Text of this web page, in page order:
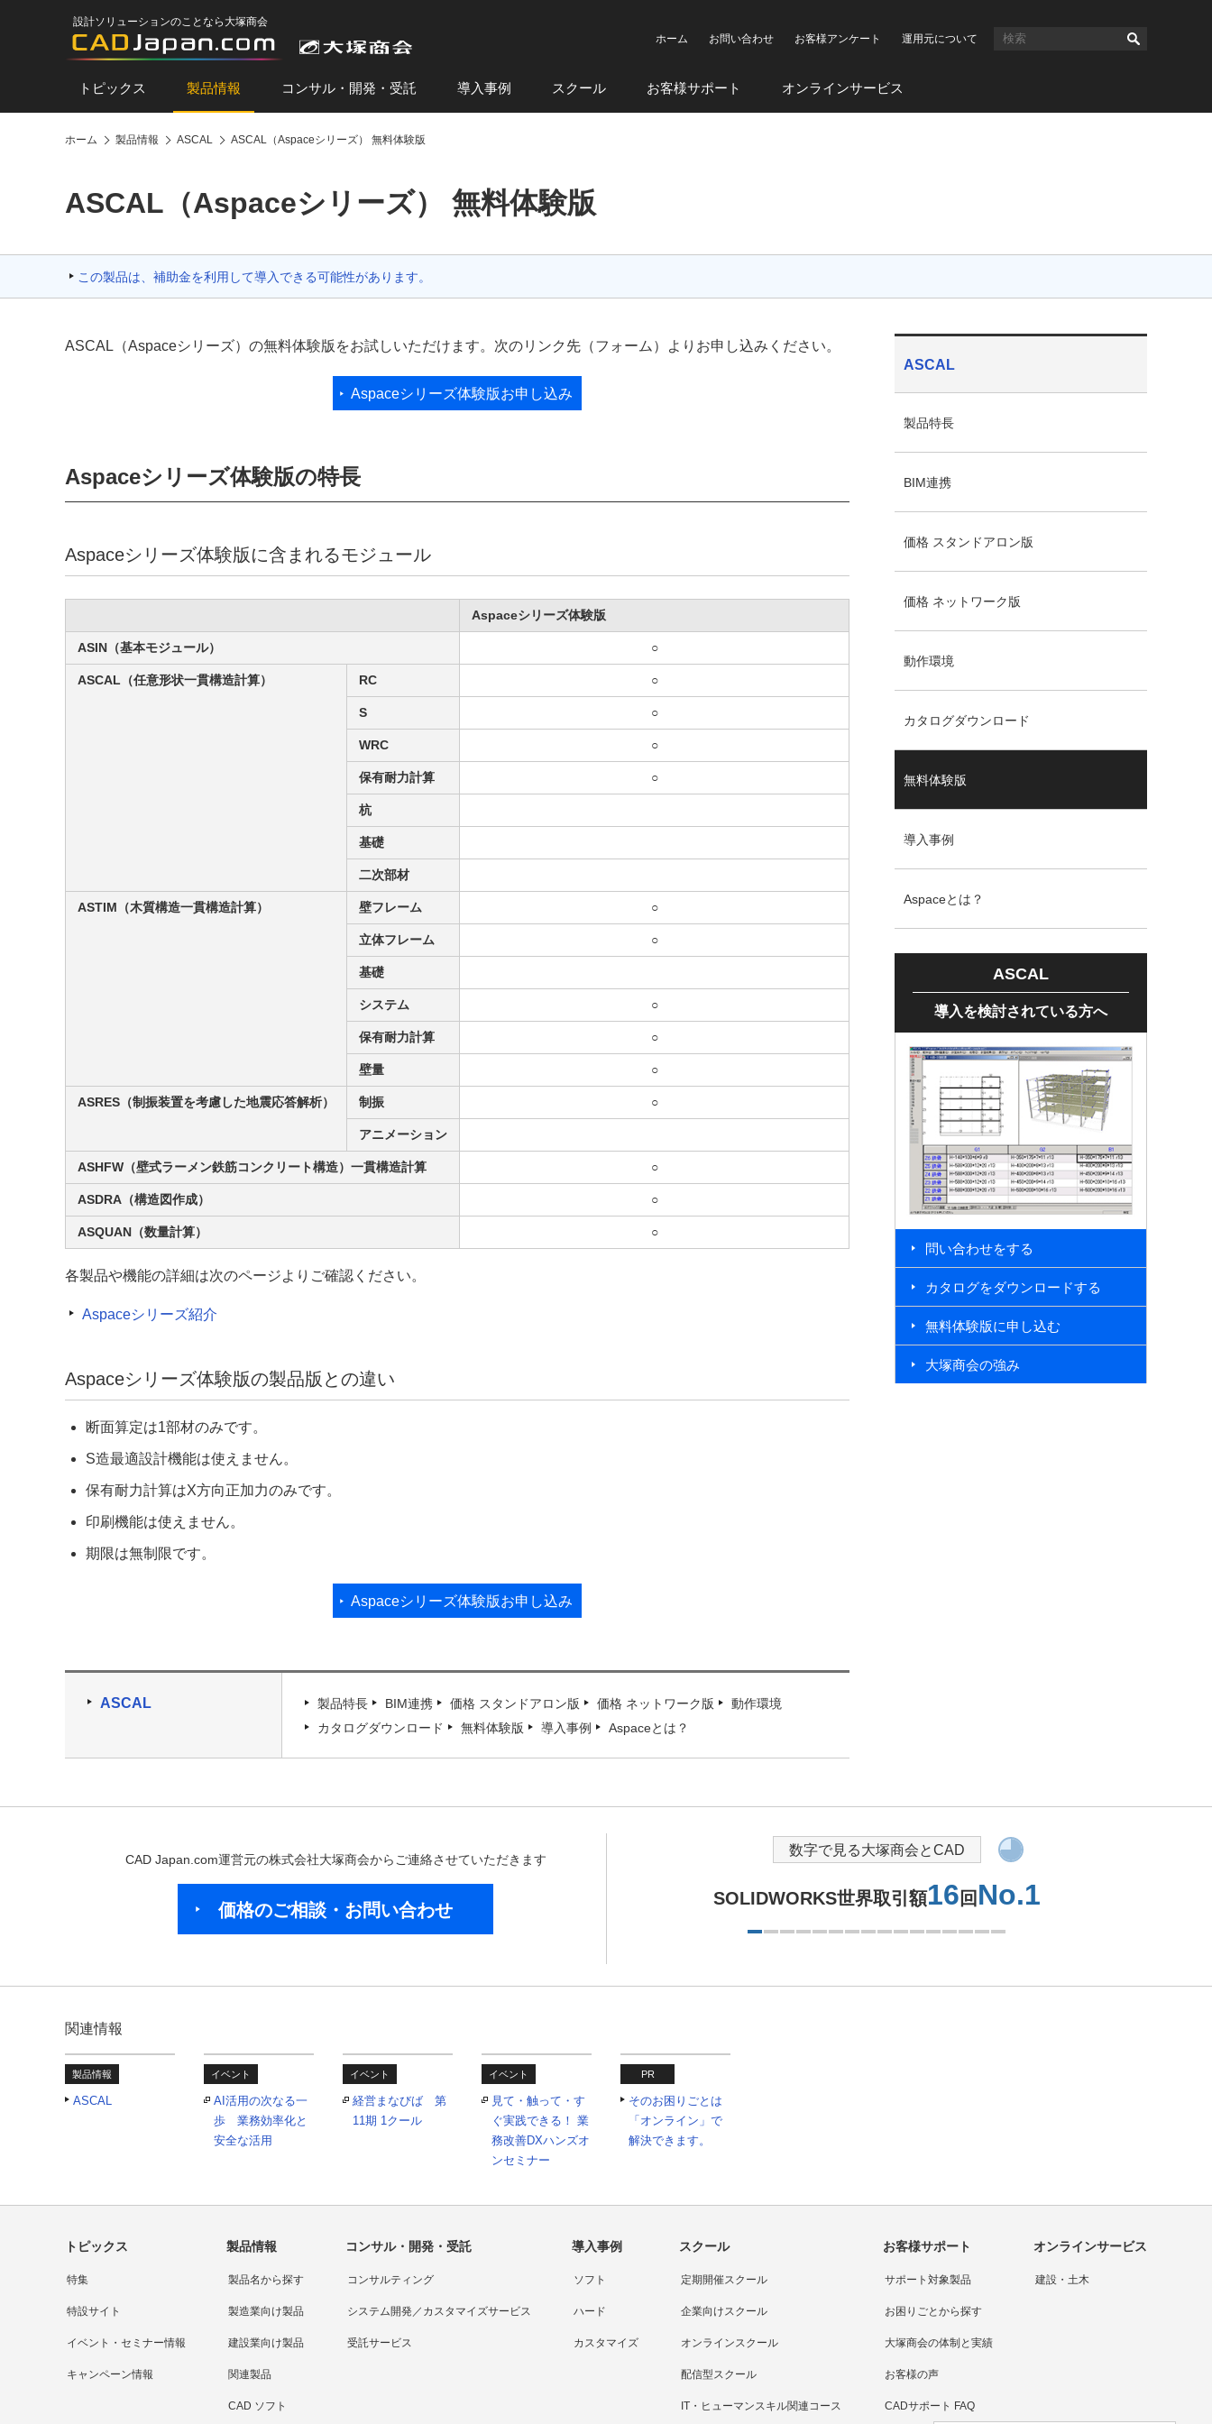
設計ソリューションのことなら大塚商会
ホーム
お問い合わせ お客様アンケート 運用元について
トピックス 製品情報 コンサル・開発・受託 導入事例 スクール お客様サポート オンラインサービス
ホーム 製品情報 ASCAL ASCAL（Aspaceシリーズ） 無料体験版
ASCAL（Aspaceシリーズ） 無料体験版
この製品は、補助金を利用して導入できる可能性があります。
ASCAL（Aspaceシリーズ）の無料体験版をお試しいただけます。次のリンク先（フォーム）よりお申し込みください。
Aspaceシリーズ体験版お申し込み
Aspaceシリーズ体験版の特長
Aspaceシリーズ体験版に含まれるモジュール
Aspaceシリーズ体験版
ASIN（基本モジュール） ○
ASCAL（任意形状一貫構造計算） RC ○
S ○
WRC ○
保有耐力計算 ○
杭
基礎
二次部材
ASTIM（木質構造一貫構造計算） 壁フレーム ○
立体フレーム ○
基礎
システム ○
保有耐力計算 ○
壁量 ○
ASRES（制振装置を考慮した地震応答解析） 制振 ○
アニメーション
ASHFW（壁式ラーメン鉄筋コンクリート構造）一貫構造計算 ○
ASDRA（構造図作成） ○
ASQUAN（数量計算） ○
各製品や機能の詳細は次のページよりご確認ください。
Aspaceシリーズ紹介
Aspaceシリーズ体験版の製品版との違い
断面算定は1部材のみです。
S造最適設計機能は使えません。
保有耐力計算はX方向正加力のみです。
印刷機能は使えません。
期限は無制限です。
Aspaceシリーズ体験版お申し込み
ASCAL 製品特長 BIM連携 価格 スタンドアロン版 価格 ネットワーク版
動作環境
カタログダウンロード
無料体験版 導入事例 Aspaceとは？
CAD Japan.com運営元の株式会社大塚商会からご連絡させていただきます
価格のご相談・お問い合わせ
数字で見る大塚商会とCAD
SOLIDWORKS世界取引額16 回 No.1
関連情報
製品情報
ASCAL
イベント
AI活用の次なる一
歩 業務効率化と
安全な活用
イベント
経営まなびば 第
11期 1クール
イベント
見て・触って・す
ぐ実践できる！ 業
務改善DXハンズオ
ンセミナー
PR
そのお困りごとは
「オンライン」で
解決できます。
ASCAL
製品特長
BIM連携
価格 スタンドアロン版
価格 ネットワーク版
動作環境
カタログダウンロード
無料体験版
導入事例
Aspaceとは？
ASCAL
導入を検討されている方へ
問い合わせをする
カタログをダウンロードする
無料体験版に申し込む
大塚商会の強み
ASCAL
導入を検討されている方へ
トピックス
特集
特設サイト
イベント・セミナー情報
キャンペーン情報
製品情報
製品名から探す
製造業向け製品
建設業向け製品
関連製品
CAD ソフト
コンサル・開発・受託
コンサルティング
システム開発／カスタマイズサービス
受託サービス
導入事例
ソフト
ハード
カスタマイズ
スクール
定期開催スクール
企業向けスクール
オンラインスクール
配信型スクール
IT・ヒューマンスキル関連コース
お客様サポート
サポート対象製品
お困りごとから探す
大塚商会の体制と実績
お客様の声
CADサポート FAQ
オンラインサービス
建設・土木